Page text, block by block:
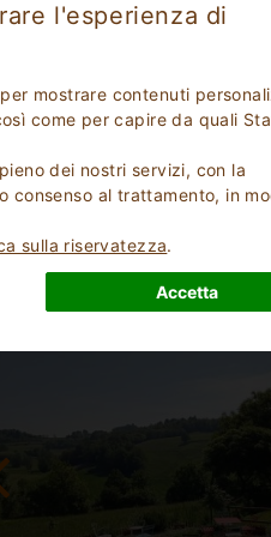
l'esperienza di
mostrare contenuti
come per capire da quali
dei nostri servizi, con la
consenso al trattamento, in
sulla riservatezza.
Accetta
Eccezionale
(3)
Piemonte
2407